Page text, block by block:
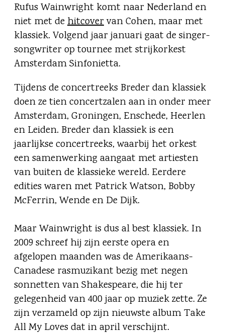
Rufus Wainwright komt naar Nederland en
niet met dehitcovervan Cohen, maar met
klassiek. Volgend jaar januari gaat de singer-
songwriter op tournee met strijkorkest
Amsterdam Sinfonietta.
Tijdens de concertreeks Breder dan klassiek
doen ze tien concertzalen aan in onder meer
Amsterdam, Groningen, Enschede, Heerlen
en Leiden. Breder dan klassiek is een
jaarlijkse concertreeks, waarbij het orkest
een samenwerking aangaat met artiesten
van buiten de klassieke wereld. Eerdere
edities waren met Patrick Watson, Bobby
McFerrin, Wende en De Dijk.
Maar Wainwright is dus al best klassiek. In
2009 schreef hij zijn eerste opera en
afgelopen maanden was de Amerikaans-
Canadese rasmuzikant bezig met negen
sonnetten van Shakespeare, die hij ter
gelegenheid van 400 jaar op muziek zette. Ze
zijn verzameld op zijn nieuwste album Take
All My Loves dat in april verschijnt.